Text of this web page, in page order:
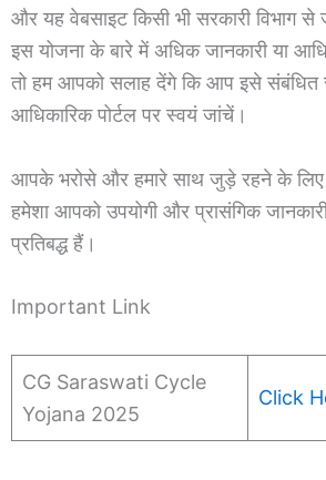
और यह वेबसाइट किसी भी सरकारी विभाग से
इस योजना के बारे में अधिक जानकारी या
तो हम आपको सलाह देंगे कि आप इसे संबंधित
आधिकारिक पोर्टल पर स्वयं जांचें।
आपके भरोसे और हमारे साथ जुड़े रहने के लिए
हमेशा आपको उपयोगी और प्रासंगिक
प्रतिबद्ध हैं।
Important Link
CG Saraswati Cycle
Yojana 2025
Click